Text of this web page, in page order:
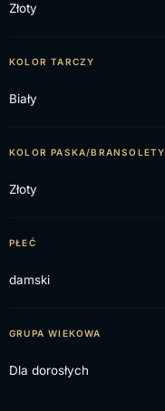
Złoty
KOLOR TARCZY
Biały
KOLOR PASKA/BRANSOLETY
Złoty
PŁEĆ
damski
GRUPA WIEKOWA
Dla dorosłych